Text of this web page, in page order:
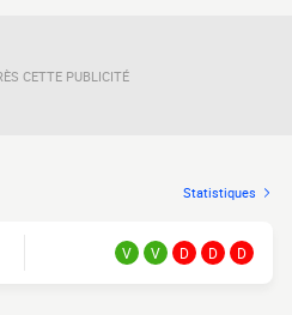
CETTE PUBLICITÉ
Statistiques
V V D D D